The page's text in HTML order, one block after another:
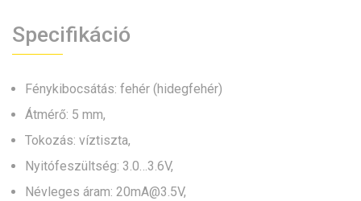
Specifikáció
Fénykibocsátás: fehér (hidegfehér)
Átmérő: 5 mm,
Tokozás: víztiszta,
Nyitófeszültség: 3.0…3.6V,
Névleges áram: 20mA@3.5V,